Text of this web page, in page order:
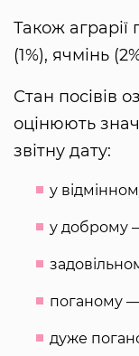
Також
(1%), ячмінь
Стан посівів
оцінюють
звітну дату:
у
у доброму
поганому —
дуже